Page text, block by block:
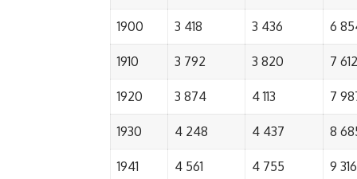
1900 3 418 3 436 6
1910 3 792 3 820 7 612
1920 3 874 4 113 7
1930 4 248 4 437 8
1941 4 561 4 755 9 316